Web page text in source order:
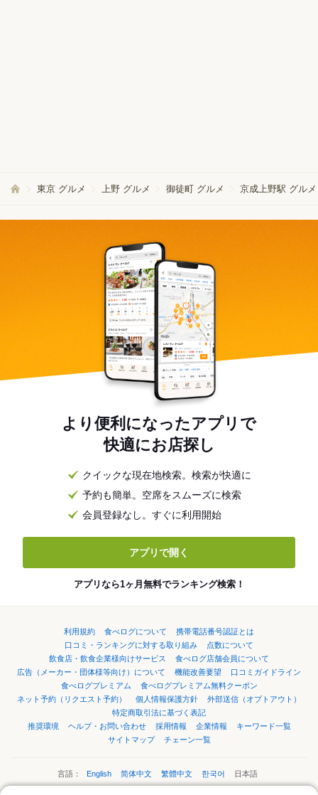
東京 グルメ 上野 グルメ 御徒町 グルメ 京成上野駅 グルメ
より便利になったアプリで
快適にお店探し
クイックな現在地検索。検索が快適に
予約も簡単。空席をスムーズに検索
会員登録なし。すぐに利用開始
アプリで開く
アプリなら1ヶ月無料でランキング検索！
利用規約 食べログについて
携帯電話番号認証とは
口コミ・ランキングに対する取り組み
点数について
飲食店・飲食企業様向けサービス
食べログ店舗会員について
広告（メーカー・団体様等向け）について
機能改善要望
口コミガイドライン
食べログプレミアム
食べログプレミアム無料クーポン
ネット予約（リクエスト予約）
個人情報保護方針
外部送信（オプトアウト）
特定商取引法に基づく表記
推奨環境
ヘルプ・お問い合わせ 採用情報 企業情報
キーワード一覧
サイトマップ
チェーン一覧
言語： English 简体中文 繁體中文 한국어 日本語